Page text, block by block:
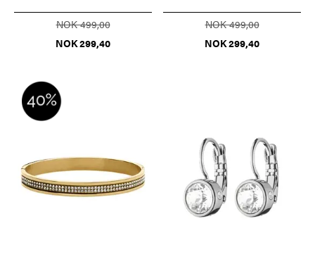
NOK 499,00
NOK 299,40
NOK 499,00
NOK 299,40